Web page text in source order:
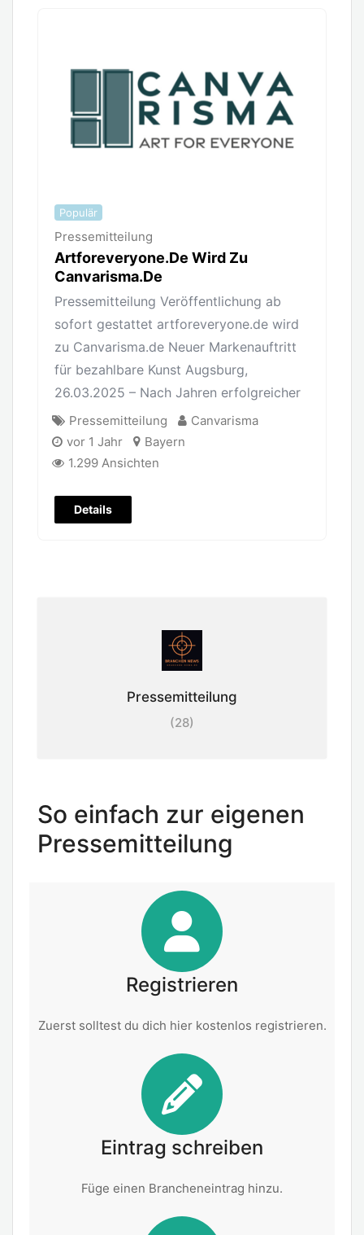
Populär
Pressemitteilung
Artforeveryone.de Wird Zu
Canvarisma.de
Pressemitteilung Veröffentlichung ab
sofort gestattet artforeveryone.de wird
zu Canvarisma.de Neuer Markenauftritt
für bezahlbare Kunst Augsburg,
26.03.2025 – Nach Jahren erfolgreicher
Pressemitteilung
Canvarisma
vor 1 Jahr
Bayern
1.299 Ansichten
Details
Pressemitteilung
(28)
So einfach zur eigenen
Pressemitteilung
Registrieren
Zuerst solltest du dich hier kostenlos registrieren.
Eintrag schreiben
Füge einen Brancheneintrag hinzu.